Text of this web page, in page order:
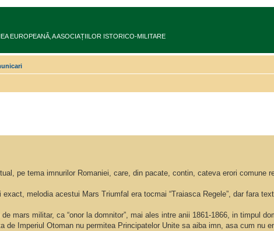
EUROPEANĂ‚ A ASOCIAȚIILOR ISTORICO-MILITARE
pe tema imnurilor Romaniei, care, din pacate, contin, cateva erori comune
melodia acestui Mars Triumfal era tocmai “Traiasca Regele”, dar fara
mars militar, ca “onor la domnitor”, mai ales intre anii 1861-1866, in timpul
Imperiul Otoman nu permitea Principatelor Unite sa aiba imn, asa cum nu